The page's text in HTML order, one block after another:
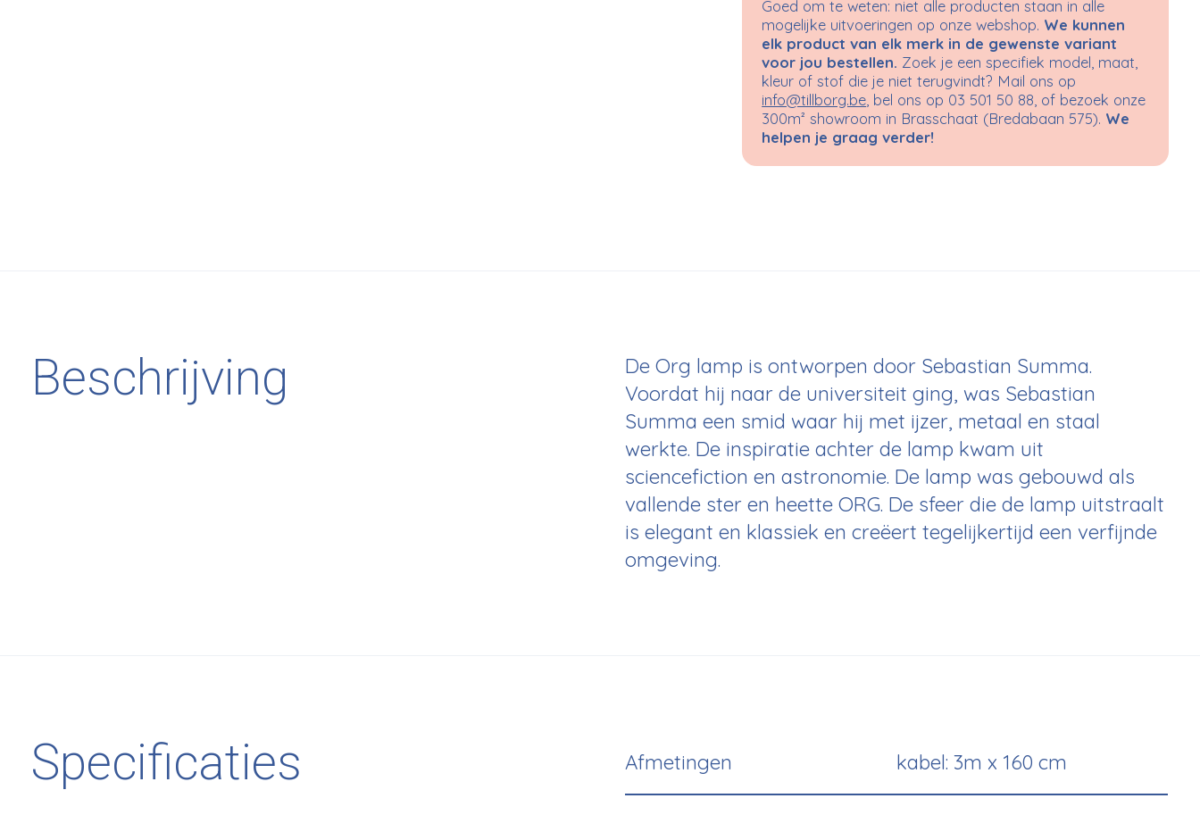
Goed om te weten: niet alle producten staan in alle
mogelijke uitvoeringen op onze webshop. We kunnen
elk product van elk merk in de gewenste variant
voor jou bestellen. Zoek je een specifiek model, maat,
kleur of stof die je niet terugvindt? Mail ons op
info@tillborg.be , bel ons op 03 501 50 88, of bezoek onze
300m² showroom in Brasschaat (Bredabaan 575). We
helpen je graag verder!
Beschrijving
De Org lamp is ontworpen door Sebastian Summa.
Voordat hij naar de universiteit ging, was Sebastian
Summa een smid waar hij met ijzer, metaal en staal
werkte. De inspiratie achter de lamp kwam uit
sciencefiction en astronomie. De lamp was gebouwd als
vallende ster en heette ORG. De sfeer die de lamp uitstraalt
is elegant en klassiek en creëert tegelijkertijd een verfijnde
omgeving.
Specificaties Afmetingen kabel: 3m x 160 cm